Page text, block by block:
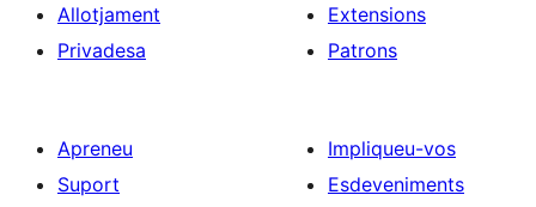
Allotjament
Privadesa
Extensions
Patrons
Apreneu
Suport
Impliqueu-vos
Esdeveniments